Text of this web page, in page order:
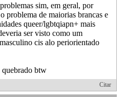
sim, em geral, por
problema de maiorias brancas e
queer/lgbtqiapn+ mais
ser visto como um
cis alo periorientado
btw
Citar